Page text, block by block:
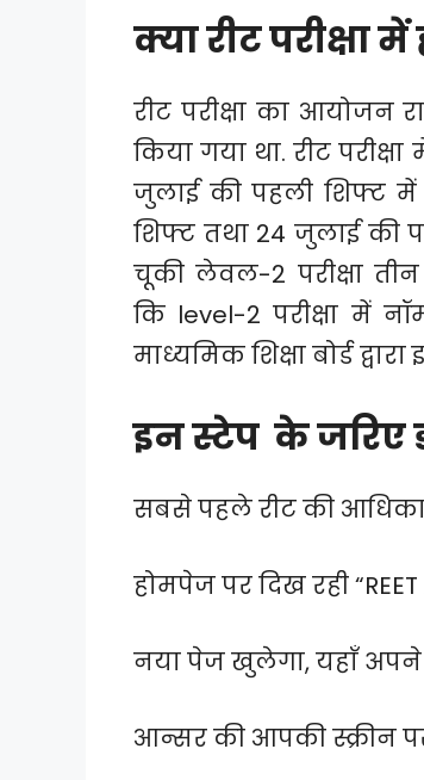
क्या रीट परीक्षा
रीट परीक्षा का आयोजन
किया गया था. रीट
जुलाई की पहली शिफ्ट में
शिफ्ट तथा 24 जुलाई की
चूकी लेवल-2 परीक्षा
कि level-2 परीक्षा में
माध्यमिक शिक्षा बोर्ड
इन स्टेप के जरिए
सबसे पहले रीट की
होमपेज पर दिख रही
नया पेज खुलेगा, यहाँ अपने
आन्सर की आपकी स्क्रीन